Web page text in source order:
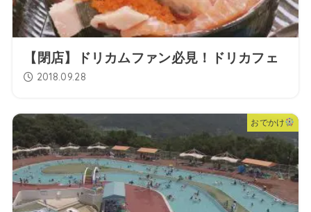
【閉店】ドリカムファン必見！ドリカフェ
2018.09.28
おでかけ